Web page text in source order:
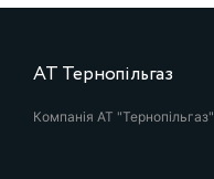
АТ Тернопільгаз
Компанія АТ "Тернопільгаз"